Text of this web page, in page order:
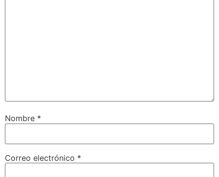
Nombre *
Correo electrónico *